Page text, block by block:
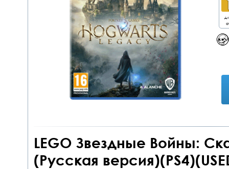
LEGO Звездные Войны:
(Русская